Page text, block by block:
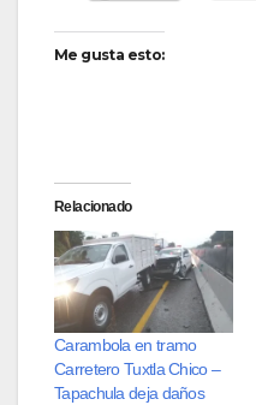
Me gusta esto:
Relacionado
Carambola en tramo
Carretero Tuxtla Chico –
Tapachula deja daños